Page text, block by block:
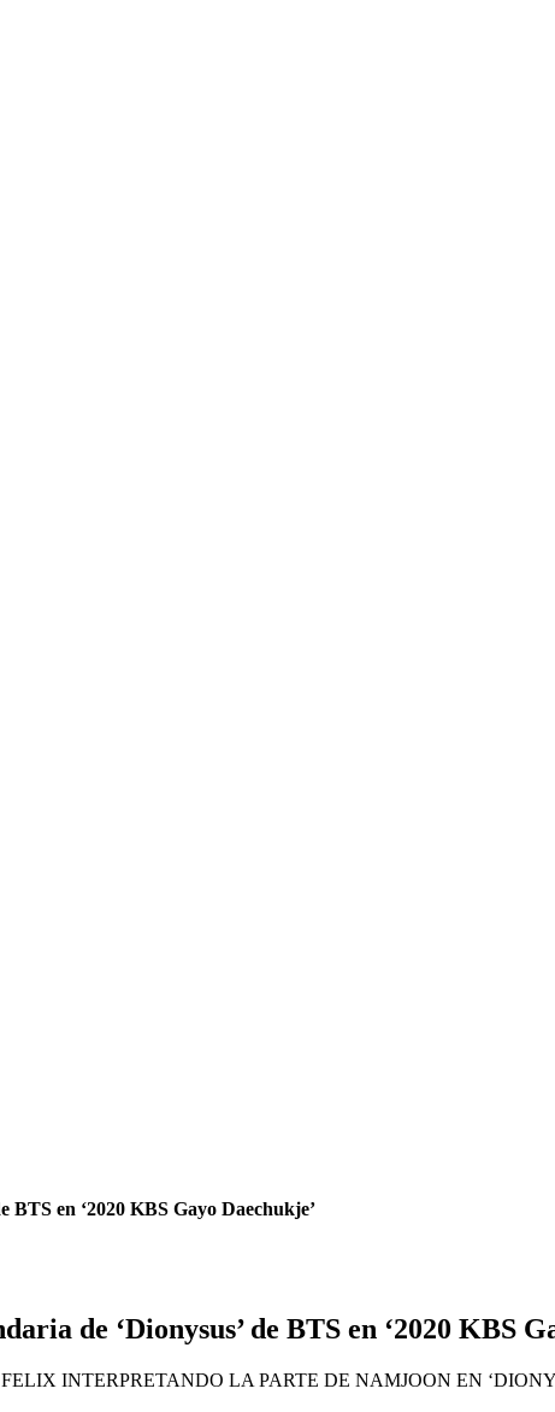
BTS en ‘2020 KBS Gayo Daechukje’
de ‘Dionysus’ de BTS en ‘2020 KBS
INTERPRETANDO LA PARTE DE NAMJOON EN